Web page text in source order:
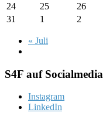
24
25 26
31
1 2
« Juli
S4F auf Socialmedia
Instagram
LinkedIn